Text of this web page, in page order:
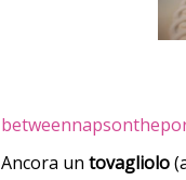
Ancora un tovagliolo